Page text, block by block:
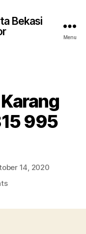
Bekasi
Menu
995
14, 2020
on